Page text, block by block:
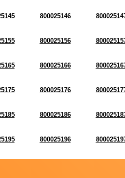
800025146
800025156
800025166
800025176
800025186
800025196